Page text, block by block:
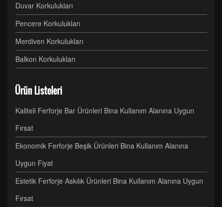
Duvar Korkulukları
Pencere Korkulukları
Merdiven Korkulukları
Balkon Korkulukları
Ürün Listeleri
Kaliteli Ferforje Bar Ürünleri Bina Kullanım Alanına Uygun
Fırsat
Ekonomik Ferforje Beşik Ürünleri Bina Kullanım Alanına
Uygun Fiyat
Estetik Ferforje Askılık Ürünleri Bina Kullanım Alanına Uygun
Fırsat